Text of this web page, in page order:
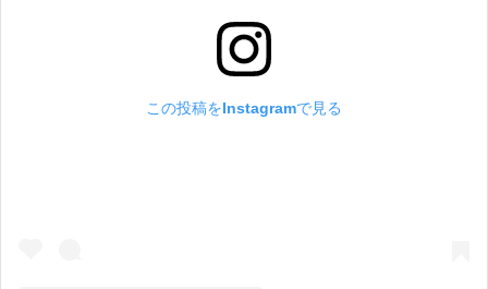
この投稿をInstagramで見る